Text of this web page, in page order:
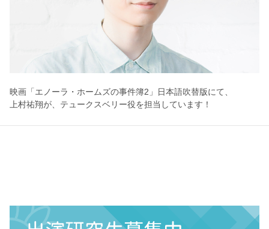
映画「エノーラ・ホームズの事件簿2」日本語吹替版にて、
上村祐翔が、テュークスベリー役を担当しています！